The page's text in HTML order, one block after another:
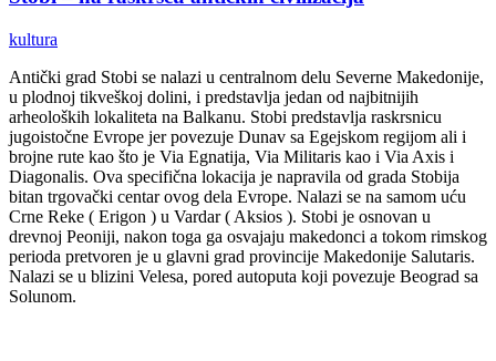
kultura
Antički grad Stobi se nalazi u centralnom delu Severne Makedonije,
u plodnoj tikveškoj dolini, i predstavlja jedan od najbitnijih
arheoloških lokaliteta na Balkanu. Stobi predstavlja raskrsnicu
jugoistočne Evrope jer povezuje Dunav sa Egejskom regijom ali i
brojne rute kao što je Via Egnatija, Via Militaris kao i Via Axis i
Diagonalis. Ova specifična lokacija je napravila od grada Stobija
bitan trgovački centar ovog dela Evrope. Nalazi se na samom uću
Crne Reke ( Erigon ) u Vardar ( Aksios ). Stobi je osnovan u
drevnoj Peoniji, nakon toga ga osvajaju makedonci a tokom rimskog
perioda pretvoren je u glavni grad provincije Makedonije Salutaris.
Nalazi se u blizini Velesa, pored autoputa koji povezuje Beograd sa
Solunom.